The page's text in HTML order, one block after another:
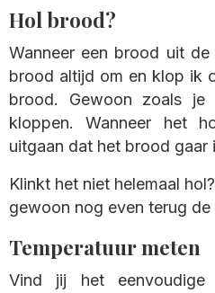
Hol brood?
Wanneer een brood uit
brood altijd om en klop ik
brood. Gewoon zoals
kloppen. Wanneer het
uitgaan dat het brood gaar
Klinkt het niet helemaal
gewoon nog even terug de
Temperatuur meten
Vind jij het